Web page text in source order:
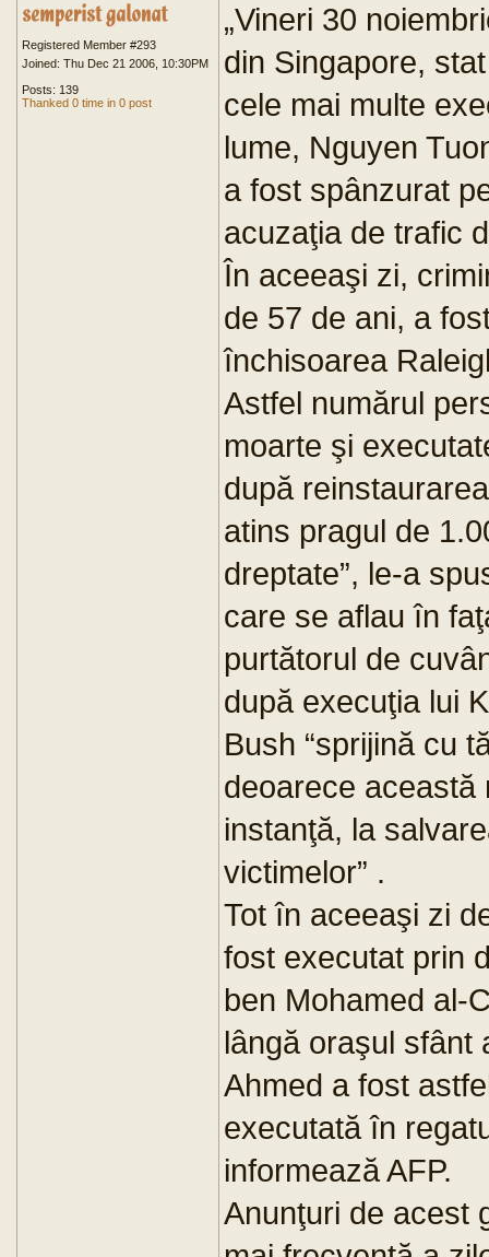
Registered Member #293
Joined: Thu Dec 21 2006, 10:30PM
Posts: 139
Thanked 0 time in 0 post
„Vineri 30
din Singapore,
cele mai multe
lume, Nguyen
a fost spânzurat
acuzaţia de trafic
În aceeaşi zi,
de 57 de ani, a
închisoarea
Astfel numărul
moarte şi
după
atins pragul de
dreptate”, le-a
care se aflau în
purtătorul de
după execuţia lui
Bush “sprijină cu
deoarece această
instanţă, la
victimelor” .
Tot în aceeaşi zi
fost executat prin
ben Mohamed al-
lângă oraşul sfânt
Ahmed a fost
executată în
informează AFP.
Anunţuri de acest